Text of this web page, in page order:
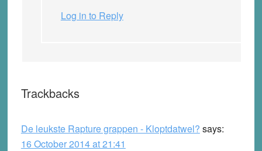
Log in to Reply
Trackbacks
De leukste Rapture grappen - Kloptdatwel? says:
16 October 2014 at 21:41